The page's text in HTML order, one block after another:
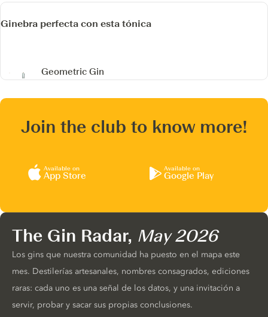
Ginebra perfecta con esta tónica
Geometric Gin
Join the club to know more!
Available on
App Store
Available on
Google Play
The Gin Radar, May 2026
Los gins que nuestra comunidad ha puesto en el mapa este
mes. Destilerías artesanales, nombres consagrados, ediciones
raras: cada uno es una señal de los datos, y una invitación a
servir, probar y sacar sus propias conclusiones.